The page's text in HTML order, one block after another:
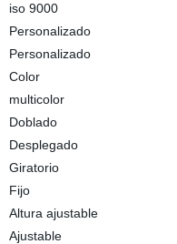
iso 9000
Personalizado
Personalizado
Color
multicolor
Doblado
Desplegado
Giratorio
Fijo
Altura ajustable
Ajustable